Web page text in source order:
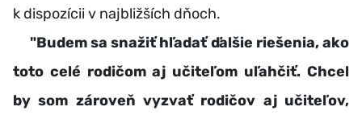
k dispozícii v najbližších dňoch.
"Budem sa snažiť hľadať ďalšie riešenia, ako
toto celé rodičom aj učiteľom uľahčiť. Chcel
by som zároveň vyzvať rodičov aj učiteľov,